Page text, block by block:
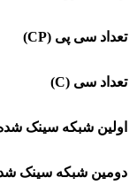
تعداد سی پی (CP)
تعداد سی (C)
اولین شبکه سینک
دومین شبکه سینک